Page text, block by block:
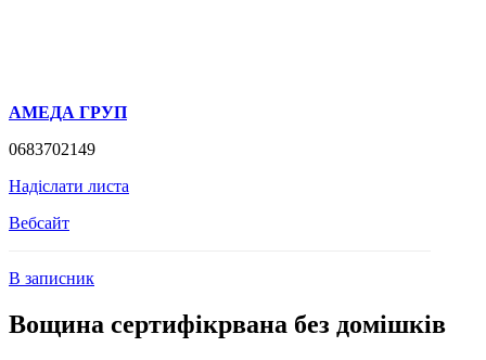
АМЕДА ГРУП
0683702149
Надіслати листа
Вебсайт
В записник
Вощина сертифікрвана без домішків